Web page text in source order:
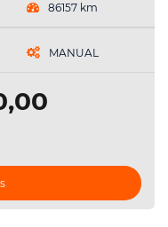
86157 km
MANUAL